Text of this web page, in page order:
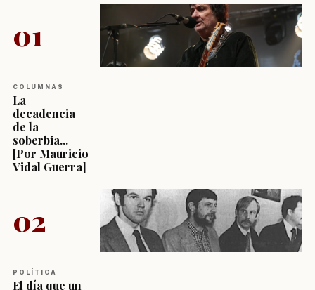
01
COLUMNAS
La
decadencia
de la
soberbia...
[Por Mauricio
Vidal Guerra]
02
POLÍTICA
El día que un